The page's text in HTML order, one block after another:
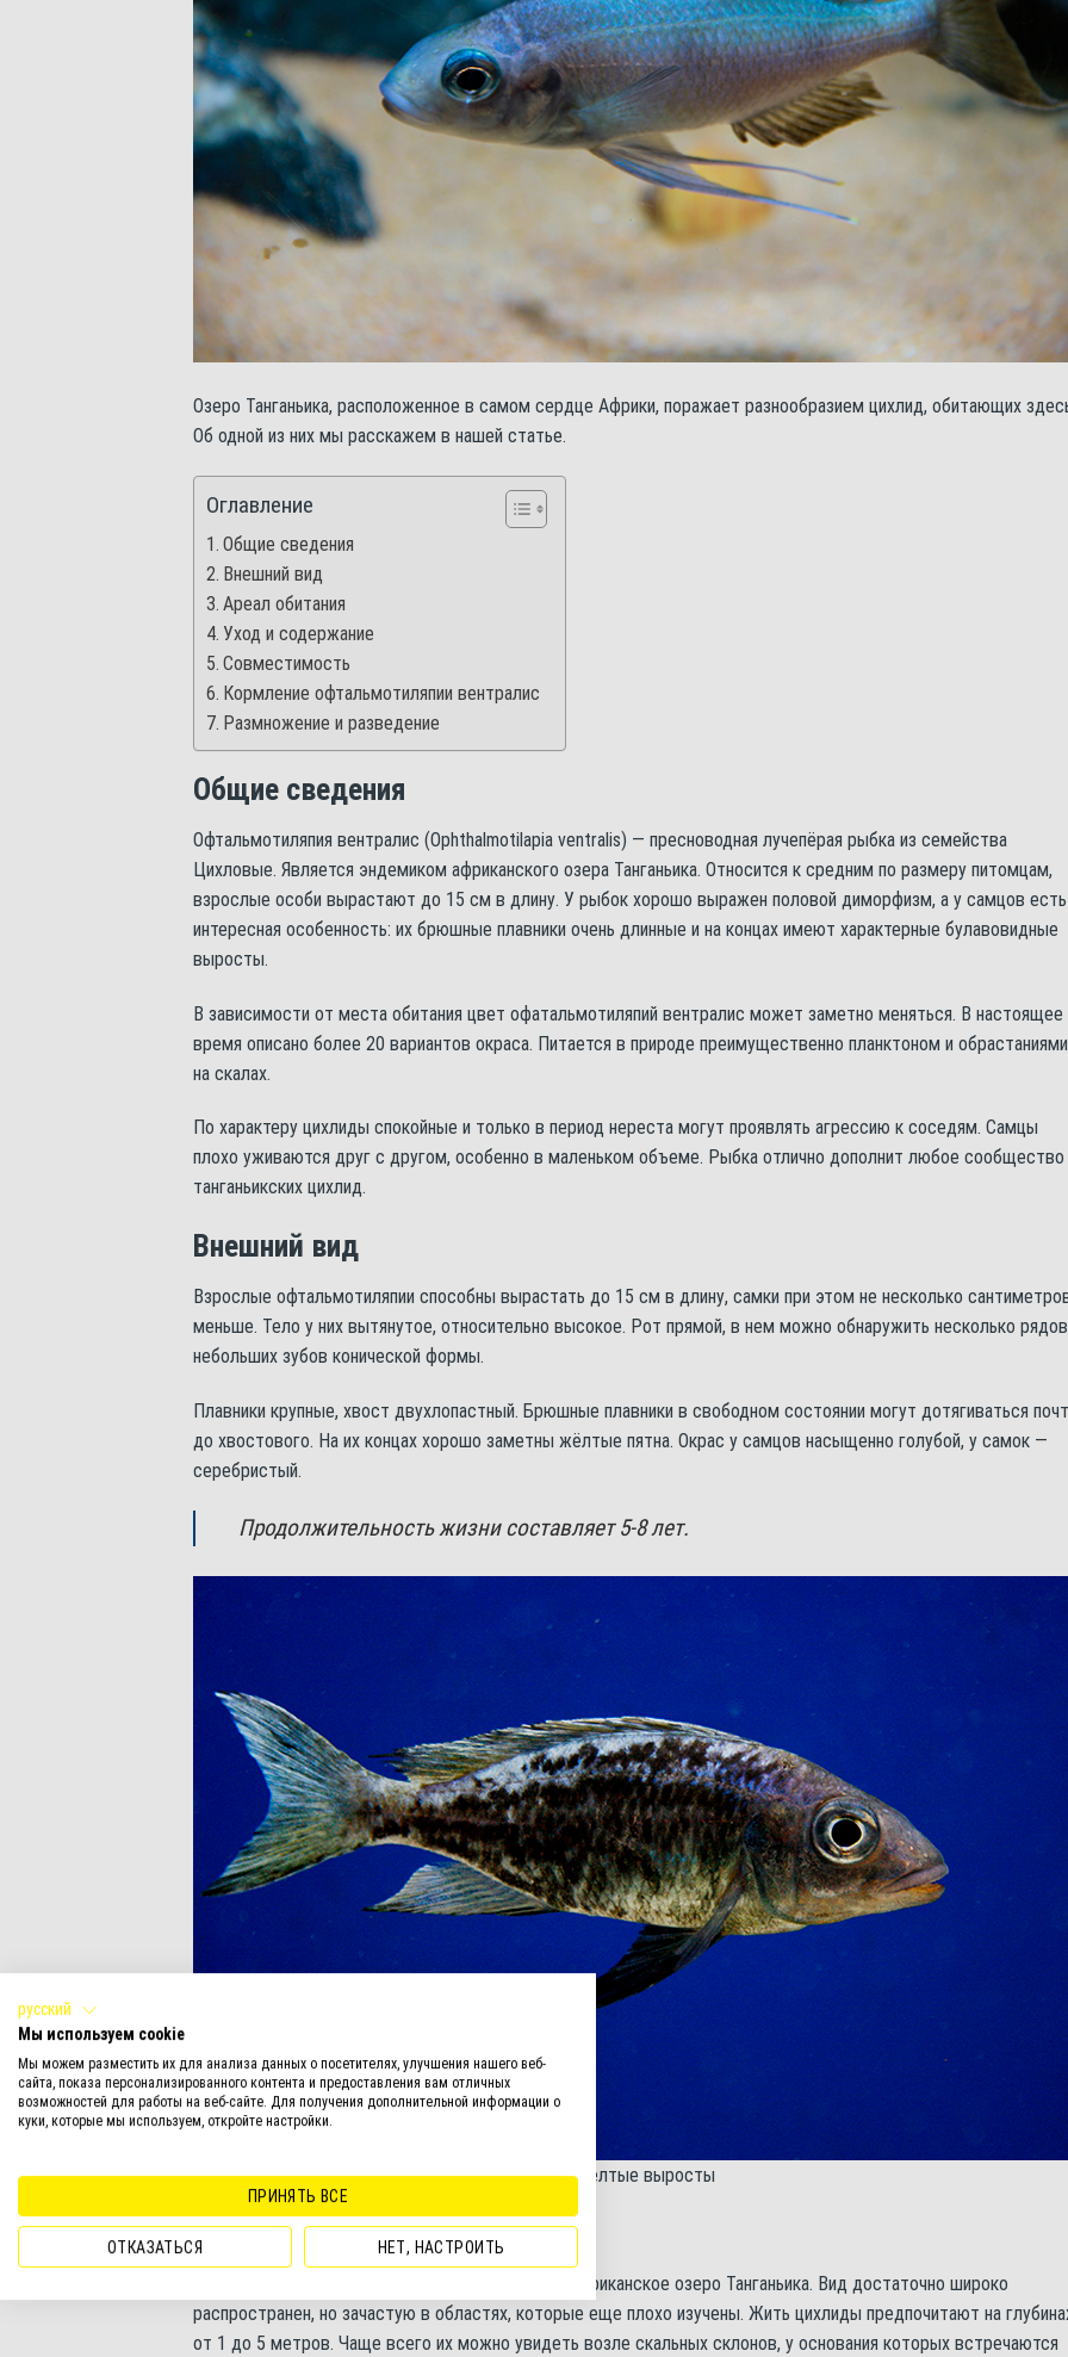
Озеро Танганьика, расположенное в самом сердце Африки, поражает разнообразием цихлид, обитающих
Об одной из них мы расскажем в нашей статье.
Оглавление
Общие сведения
Внешний вид
Ареал обитания
Уход и содержание
Совместимость
Кормление офтальмотиляпии вентралис
Размножение и разведение
Общие сведения
Офтальмотиляпия вентралис (Ophthalmotilapia ventralis) — пресноводная лучепёрая рыбка из семейства
Цихловые. Является эндемиком африканского озера Танганьика. Относится к средним по размеру питомцам,
взрослые особи вырастают до 15 см в длину. У рыбок хорошо выражен половой диморфизм, а у самцов есть
интересная особенность: их брюшные плавники очень длинные и на концах имеют характерные булавовидные
выросты.
В зависимости от места обитания цвет офатальмотиляпий вентралис может заметно меняться. В настоящее
время описано более 20 вариантов окраса. Питается в природе преимущественно планктоном и обрастаниями
на скалах.
По характеру цихлиды спокойные и только в период нереста могут проявлять агрессию к соседям. Самцы
плохо уживаются друг с другом, особенно в маленьком объеме. Рыбка отлично дополнит любое сообщество
танганьикских цихлид.
Внешний вид
Взрослые офтальмотиляпии способны вырастать до 15 см в длину, самки при этом не несколько
меньше. Тело у них вытянутое, относительно высокое. Рот прямой, в нем можно обнаружить несколько рядов
небольших зубов конической формы.
Плавники крупные, хвост двухлопастный. Брюшные плавники в свободном состоянии могут дотягиваться
до хвостового. На их концах хорошо заметны жёлтые пятна. Окрас у самцов насыщенно голубой, у самок —
серебристый.
Продолжительность жизни составляет 5-8 лет.
На концах брюшных плавников хорошо заметны желтые выросты
Ареал обитания
Родиной офтальмотиляпии вентралис является африканское озеро Танганьика. Вид достаточно широко
распространен, но зачастую в областях, которые еще плохо изучены. Жить цихлиды предпочитают на
от 1 до 5 метров. Чаще всего их можно увидеть возле скальных склонов, у основания которых встречаются
русский
Мы используем cookie
Мы можем разместить их для анализа данных о посетителях, улучшения нашего веб-
сайта, показа персонализированного контента и предоставления вам отличных
возможностей для работы на веб-сайте. Для получения дополнительной информации о
куки, которые мы используем, откройте настройки.
ПРИНЯТЬ ВСЕ
ОТКАЗАТЬСЯ НЕТ, НАСТРОИТЬ